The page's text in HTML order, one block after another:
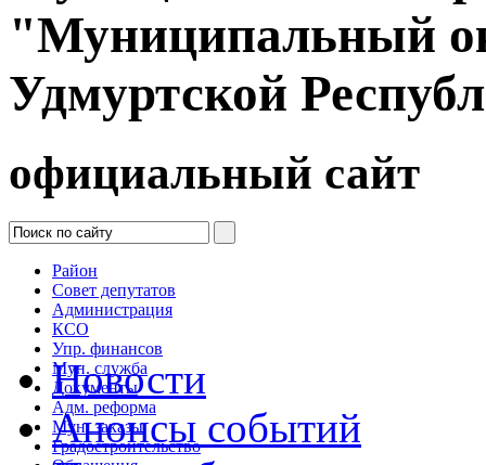
"Муниципальный
Удмуртской
официальный сайт
Район
Совет депутатов
Администрация
КСО
Упр. финансов
Мун. служба
Документы
Адм. реформа
Мун. заказы
Градостроительство
Новости
Анонсы событий